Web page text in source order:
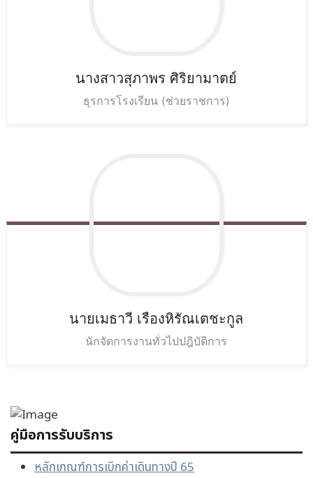
นางสาวสุภาพร ศิริยามาตย์
ธุรการโรงเรียน (ช่วยราชการ)
นายเมธาวี เรืองหิรัณเตชะกูล
นักจัดการงานทั่วไปปฎิบัติการ
คู่มือการรับบริการ
หลักเกณฑ์การเบิกค่าเดินทางปี 65